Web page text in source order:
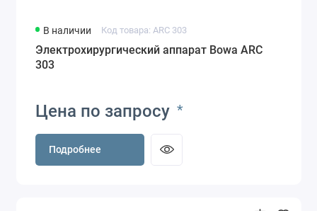
В наличии Код товара: ARC 303
Электрохирургический аппарат Bowa ARC
303
Цена по запросу *
Подробнее